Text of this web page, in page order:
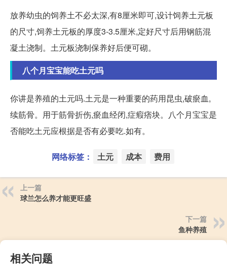
放养幼虫的饲养土不必太深,有8厘米即可,设计饲养土元板
的尺寸,饲养土元板的厚度3-3.5厘米,定好尺寸后用钢筋混
凝土浇制。土元板浇制保养好后便可砌。
八个月宝宝能吃土元吗
你讲是养殖的土元吗.土元是一种重要的药用昆虫,破瘀血,
续筋骨。用于筋骨折伤,瘀血经闭,症瘕痞块。八个月宝宝是
否能吃土元应根据是否有必要吃.如有。
网络标签： 土元 成本 费用
上一篇
球兰怎么养才能更旺盛
下一篇
鱼种养殖
相关问题